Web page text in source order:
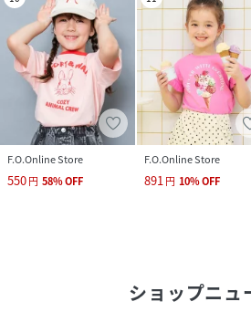
F.O.Online Store
550円 58%OFF
F.O.Online Store
891円 10%OFF
ショップニュ